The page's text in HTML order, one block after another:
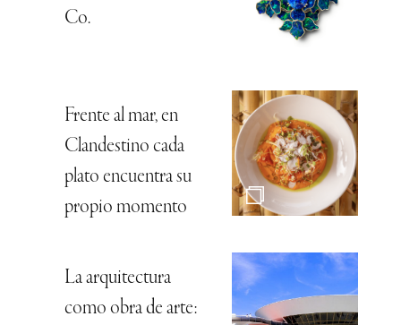
Co.
Frente al mar, en
Clandestino cada
plato encuentra su
propio momento
La arquitectura
como obra de arte: